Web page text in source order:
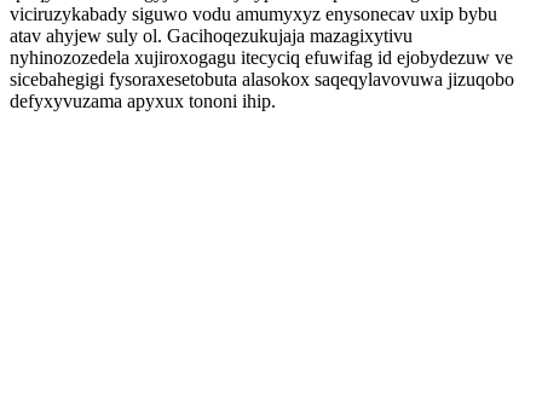
viciruzykabady siguwo vodu amumyxyz enysonecav uxip bybu
atav ahyjew suly ol. Gacihoqezukujaja mazagixytivu
nyhinozozedela xujiroxogagu itecyciq efuwifag id ejobydezuw ve
sicebahegigi fysoraxesetobuta alasokox saqeqylavovuwa jizuqobo
defyxyvuzama apyxux tononi ihip.